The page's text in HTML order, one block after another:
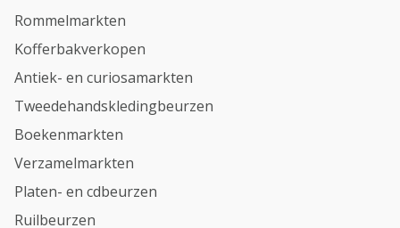
Rommelmarkten
Kofferbakverkopen
Antiek- en curiosamarkten
Tweedehandskledingbeurzen
Boekenmarkten
Verzamelmarkten
Platen- en cdbeurzen
Ruilbeurzen